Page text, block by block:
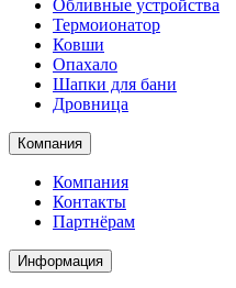
Обливные устройства
Термоионатор
Ковши
Опахало
Шапки для бани
Дровница
Компания
Компания
Контакты
Партнёрам
Информация